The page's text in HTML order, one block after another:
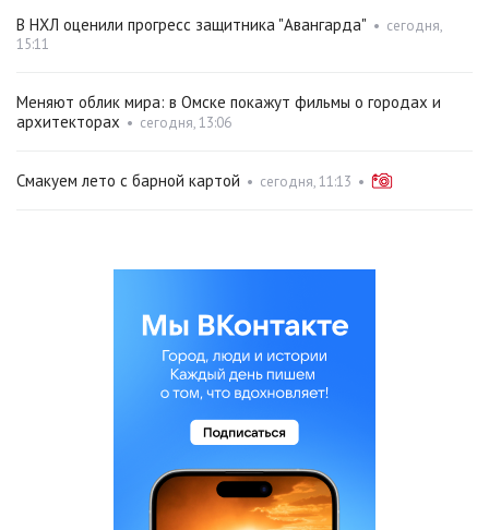
В НХЛ оценили прогресс защитника "Авангарда" • сегодня,
15:11
Меняют облик мира: в Омске покажут фильмы о городах и
архитекторах • сегодня, 13:06
Смакуем лето с барной картой • сегодня, 11:13 •